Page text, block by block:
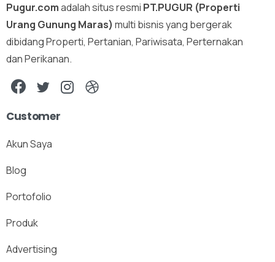
Pugur.comadalah situs resmi PT.PUGUR (Properti
Urang Gunung Maras) multi bisnis yang bergerak
dibidang Properti, Pertanian, Pariwisata, Perternakan
dan Perikanan.
Customer
Akun Saya
Blog
Portofolio
Produk
Advertising